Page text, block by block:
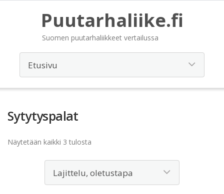
Puutarhaliike.fi
Suomen puutarhaliikkeet vertailussa
Sytytyspalat
Näytetään kaikki 3 tulosta